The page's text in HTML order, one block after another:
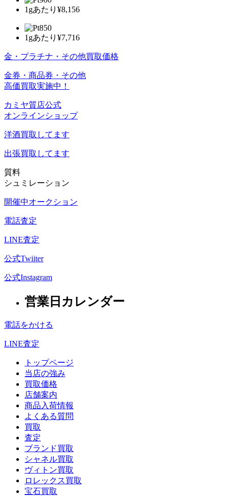
1gあたり ¥8,156
1gあたり ¥7,716
金・プラチナ・その他買取価格
金券・商品券・その他
高価買取実施中！
カミヤ質店公式
オンラインショップ
洋酒買取してます
出張買取 してます
質料
シュミレーション
開催中オークション
電話査定
LINE査定
公式Twiiter
公式Instagram
営業日カレンダー
電話をかける
LINE査定
トップページ
当店の強み
買取価格
店舗案内
商品入荷情報
よくある質問
買取
査定
ブランド買取
シャネル買取
ヴィトン買取
ロレックス買取
宝石買取